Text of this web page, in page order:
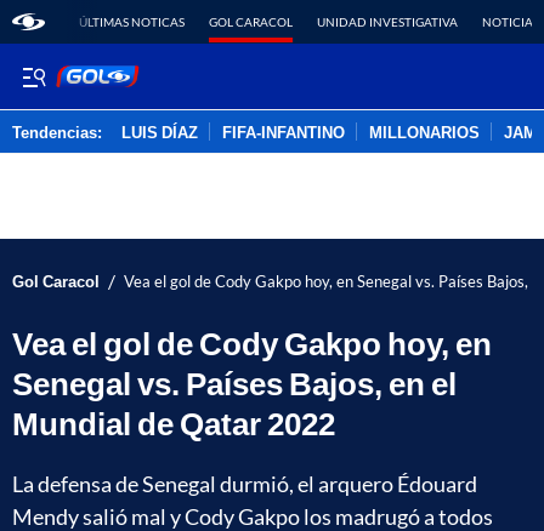
ÚLTIMAS NOTICAS GOL CARACOL UNIDAD INVESTIGATIVA NOTICIAS
Tendencias: LUIS DÍAZ FIFA-INFANTINO MILLONARIOS
Gol Caracol / Vea el gol de Cody Gakpo hoy, en Senegal vs. Países Bajos,
Vea el gol de Cody Gakpo hoy, en
Senegal vs. Países Bajos, en el
Mundial de Qatar 2022
La defensa de Senegal durmió, el arquero Édouard
Mendy salió mal y Cody Gakpo los madrugó a todos